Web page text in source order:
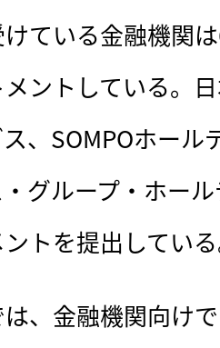
ている金融機関
ントしている。
、SOMPOホール
グループ・ホー
トを提出してい
、金融機関向け